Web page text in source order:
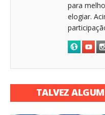
para
elogiar.
TALVEZ ALGUM